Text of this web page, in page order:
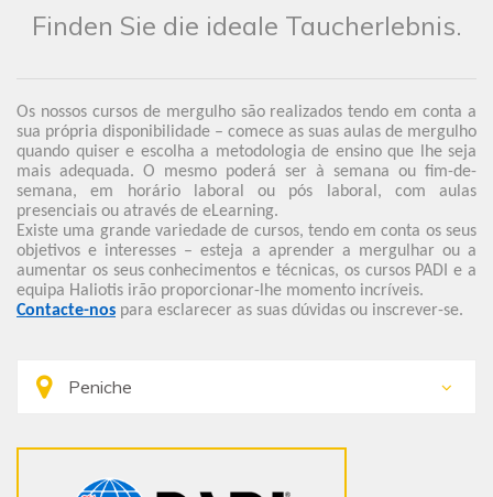
Finden Sie die ideale Taucherlebnis.
Os nossos cursos de mergulho são realizados tendo em conta a
sua própria disponibilidade – comece as suas aulas de mergulho
quando quiser e escolha a metodologia de ensino que lhe seja
mais adequada. O mesmo poderá ser à semana ou fim-de-
semana, em horário laboral ou pós laboral, com aulas
presenciais ou através de eLearning.
Existe uma grande variedade de cursos, tendo em conta os seus
objetivos e interesses – esteja a aprender a mergulhar ou a
aumentar os seus conhecimentos e técnicas, os cursos PADI e a
equipa Haliotis irão proporcionar-lhe momento incríveis.
Contacte-nos para esclarecer as suas dúvidas ou inscrever-se.